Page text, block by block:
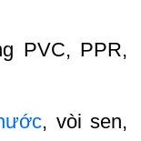
PVC, PPR,
, vòi sen,